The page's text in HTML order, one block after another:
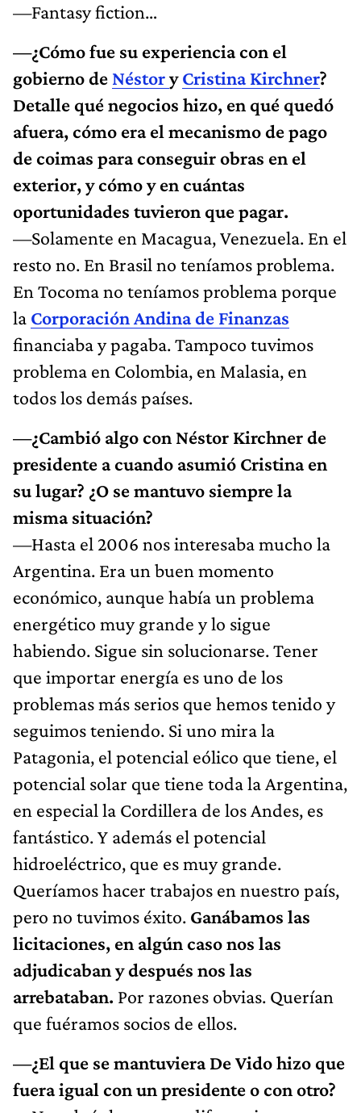
—Fantasy fiction…
—¿Cómo fue su experiencia con el
gobierno de NéstoryCristina Kirchner?
Detalle qué negocios hizo, en qué quedó
afuera, cómo era el mecanismo de pago
de coimas para conseguir obras en el
exterior, y cómo y en cuántas
oportunidades tuvieron que pagar.
—Solamente en Macagua, Venezuela. En el
resto no. En Brasil no teníamos problema.
En Tocoma no teníamos problema porque
la Corporación Andina de Finanzas
financiaba y pagaba. Tampoco tuvimos
problema en Colombia, en Malasia, en
todos los demás países.
—¿Cambió algo con Néstor Kirchner de
presidente a cuando asumió Cristina en
su lugar? ¿O se mantuvo siempre la
misma situación?
—Hasta el 2006 nos interesaba mucho la
Argentina. Era un buen momento
económico, aunque había un problema
energético muy grande y lo sigue
habiendo. Sigue sin solucionarse. Tener
que importar energía es uno de los
problemas más serios que hemos tenido y
seguimos teniendo. Si uno mira la
Patagonia, el potencial eólico que tiene, el
potencial solar que tiene toda la Argentina,
en especial la Cordillera de los Andes, es
fantástico. Y además el potencial
hidroeléctrico, que es muy grande.
Queríamos hacer trabajos en nuestro país,
pero no tuvimos éxito. Ganábamos las
licitaciones, en algún caso nos las
adjudicaban y después nos las
arrebataban. Por razones obvias. Querían
que fuéramos socios de ellos.
—¿El que se mantuviera De Vido hizo que
fuera igual con un presidente o con otro?